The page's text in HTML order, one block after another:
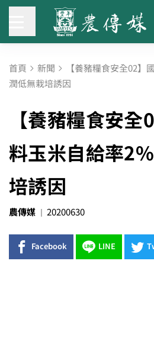
首頁 新聞 【養豬糧食安全02
潤低無栽培誘因
【養豬糧食安
料玉米自給率
培誘因
農傳媒 20200630
Facebook LINE